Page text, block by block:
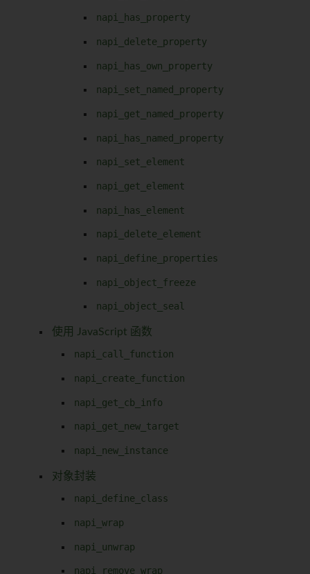
napi_has_property
napi_delete_property
napi_has_own_property
napi_set_named_property
napi_get_named_property
napi_has_named_property
napi_set_element
napi_get_element
napi_has_element
napi_delete_element
napi_define_properties
napi_object_freeze
napi_object_seal
使用 JavaScript 函数
napi_call_function
napi_create_function
napi_get_cb_info
napi_get_new_target
napi_new_instance
对象封装
napi_define_class
napi_wrap
napi_unwrap
napi_remove_wrap